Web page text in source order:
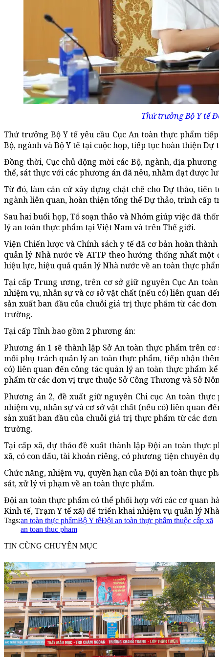
Thứ trưởng Bộ Y tế
Thứ trưởng Bộ Y tế yêu cầu Cục An toàn thực phẩm
Bộ, ngành và Bộ Y tế tại cuộc họp, tiếp tục hoàn thiện Dự
Đồng thời, Cục chủ động mời các Bộ, ngành, địa
thể, sát thực với các phương án đã nêu, nhằm đạt được
Từ đó, làm căn cứ xây dựng chặt chẽ cho Dự thảo, tiến
ngành liên quan, hoàn thiện tổng thể Dự thảo, trình cấp
Sau hai buổi họp, Tổ soạn thảo và Nhóm giúp việc đã
lý an toàn thực phẩm tại Việt Nam và trên Thế giới.
Viện Chiến lược và Chính sách y tế đã cơ bản hoàn
quản lý Nhà nước về ATTP theo hướng thống nhất
hiệu lực, hiệu quả quản lý Nhà nước về an toàn thực
Tại cấp Trung ương, trên cơ sở giữ nguyên Cục An
nhiệm vụ, nhân sự và cơ sở vật chất (nếu có) liên quan
sản xuất ban đầu của chuỗi giá trị thực phẩm từ các
trường.
Tại cấp Tỉnh bao gồm 2 phương án:
Phương án 1 sẽ thành lập Sở An toàn thực phẩm trên
mối phụ trách quản lý an toàn thực phẩm, tiếp nhận
có) liên quan đến công tác quản lý an toàn thực phẩm
phẩm từ các đơn vị trực thuộc Sở Công Thương và Sở
Phương án 2, đề xuất giữ nguyên Chi cục An toàn
nhiệm vụ, nhân sự và cơ sở vật chất (nếu có) liên quan
sản xuất ban đầu của chuỗi giá trị thực phẩm từ các
trường.
Tại cấp xã, dự thảo đề xuất thành lập Đội an toàn thực
xã, có con dấu, tài khoản riêng, có phương tiện chuyên
Chức năng, nhiệm vụ, quyền hạn của Đội an toàn thực
sát, xử lý vi phạm về an toàn thực phẩm.
Đội an toàn thực phẩm có thể phối hợp với các cơ quan
Kinh tế, Trạm Y tế xã) để triển khai nhiệm vụ quản lý
Tags:an toàn thực phẩmBộ Y tếĐội an toàn thực phẩm thuộc cấp xã
an toan thuc pham
TIN CÙNG CHUYÊN MỤC